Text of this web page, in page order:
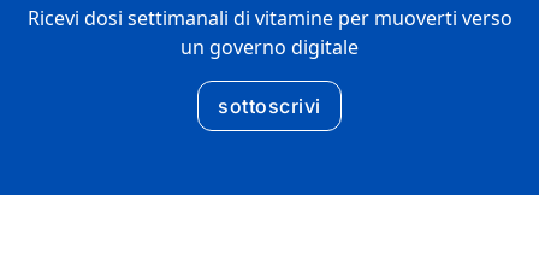
Ricevi dosi settimanali di vitamine per muoverti verso
un governo digitale
sottoscrivi